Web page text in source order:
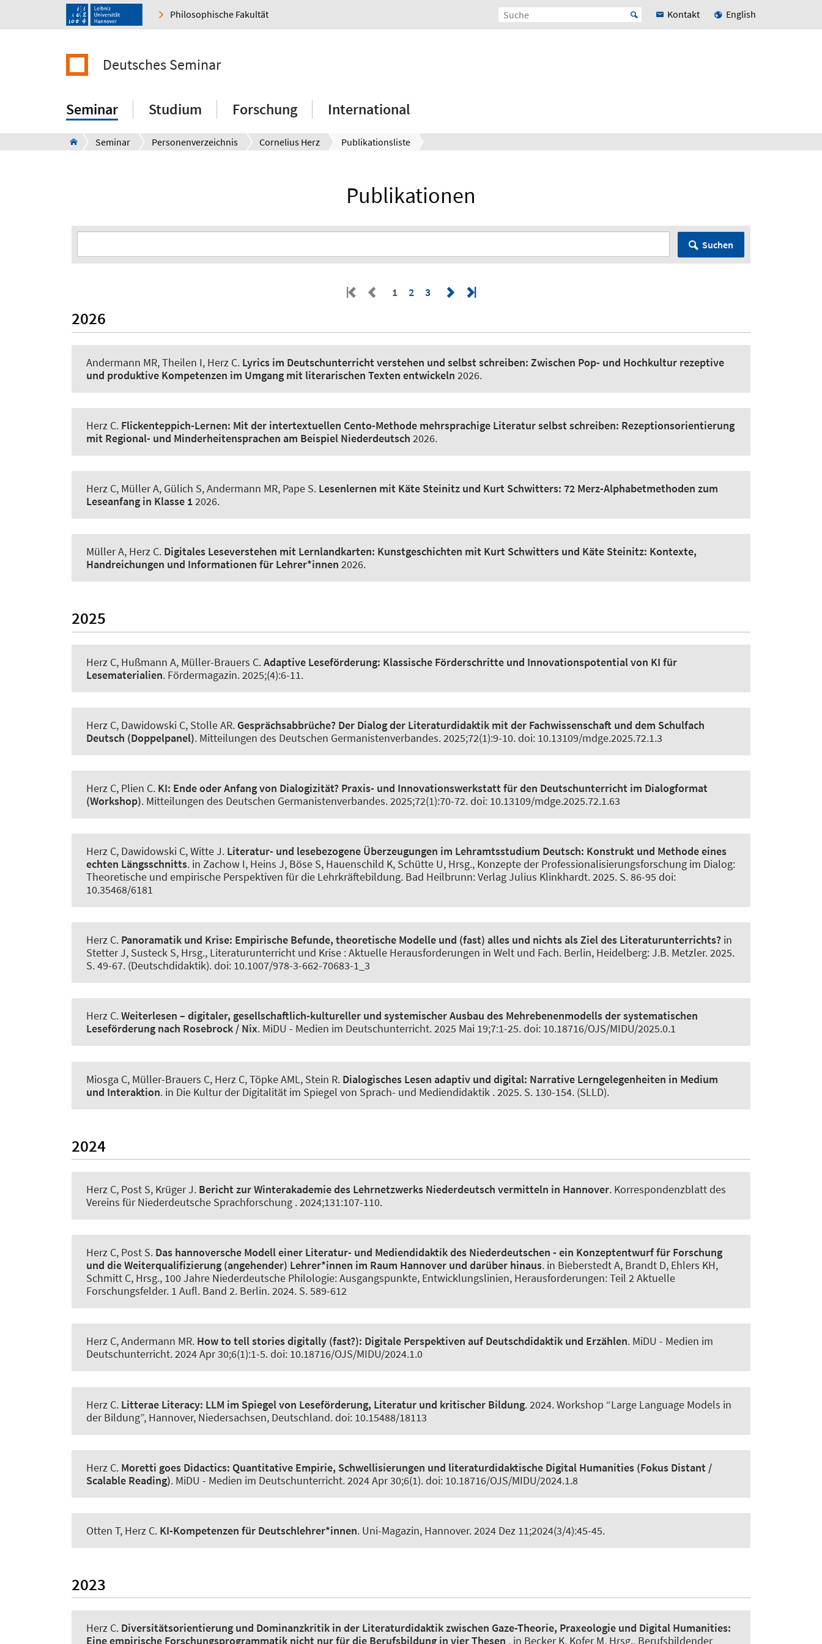
Philosophische Fakultät Kontakt English
Deutsches Seminar
Seminar Studium Forschung International
Seminar Personenverzeichnis Cornelius Herz Publikationsliste
Publikationen
Suchen
1 2 3
2026
Andermann MR, Theilen I, Herz C. Lyrics im Deutschunterricht verstehen und selbst schreiben: Zwischen Pop- und Hochkultur rezeptive
und produktive Kompetenzen im Umgang mit literarischen Texten entwickeln 2026.
Herz C. Flickenteppich-Lernen: Mit der intertextuellen Cento-Methode mehrsprachige Literatur selbst schreiben: Rezeptionsorientierung
mit Regional- und Minderheitensprachen am Beispiel Niederdeutsch 2026.
Herz C, Müller A, Gülich S, Andermann MR, Pape S. Lesenlernen mit Käte Steinitz und Kurt Schwitters: 72 Merz-Alphabetmethoden zum
Leseanfang in Klasse 12026.
Müller A, Herz C. Digitales Leseverstehen mit Lernlandkarten: Kunstgeschichten mit Kurt Schwitters und Käte Steinitz: Kontexte,
Handreichungen und Informationen für Lehrer*innen 2026.
2025
Herz C, Hußmann A, Müller-Brauers C.Adaptive Leseförderung: Klassische Förderschritte und Innovationspotential von KI für
Lesematerialien. Fördermagazin. 2025;(4):6-11.
Herz C, Dawidowski C, Stolle AR. Gesprächsabbrüche? Der Dialog der Literaturdidaktik mit der Fachwissenschaft und dem Schulfach
Deutsch (Doppelpanel). Mitteilungen des Deutschen Germanistenverbandes. 2025;72(1):9-10. doi: 10.13109/mdge.2025.72.1.3
Herz C, Plien C. KI: Ende oder Anfang von Dialogizität? Praxis- und Innovationswerkstatt für den Deutschunterricht im Dialogformat
(Workshop). Mitteilungen des Deutschen Germanistenverbandes. 2025;72(1):70-72. doi: 10.13109/mdge.2025.72.1.63
Herz C, Dawidowski C, Witte J. Literatur- und lesebezogene Überzeugungen im Lehramtsstudium Deutsch: Konstrukt und Methode eines
echten Längsschnitts. in Zachow I, Heins J, Böse S, Hauenschild K, Schütte U, Hrsg., Konzepte der Professionalisierungsforschung im Dialog:
Theoretische und empirische Perspektiven für die Lehrkräftebildung. Bad Heilbrunn: Verlag Julius Klinkhardt. 2025. S. 86-95 doi:
10.35468/6181
Herz C. Panoramatik und Krise: Empirische Befunde, theoretische Modelle und (fast) alles und nichts als Ziel des Literaturunterrichts? in
Stetter J, Susteck S, Hrsg., Literaturunterricht und Krise : Aktuelle Herausforderungen in Welt und Fach. Berlin, Heidelberg: J.B. Metzler. 2025.
S. 49-67. (Deutschdidaktik). doi: 10.1007/978-3-662-70683-1_3
Herz C.Weiterlesen – digitaler, gesellschaftlich-kultureller und systemischer Ausbau des Mehrebenenmodells der systematischen
Leseförderung nach Rosebrock / Nix. MiDU - Medien im Deutschunterricht. 2025 Mai 19;7:1-25. doi: 10.18716/OJS/MIDU/2025.0.1
Miosga C, Müller-Brauers C, Herz C, Töpke AML, Stein R. Dialogisches Lesen adaptiv und digital: Narrative Lerngelegenheiten in Medium
und Interaktion. in Die Kultur der Digitalität im Spiegel von Sprach- und Mediendidaktik . 2025. S. 130-154. (SLLD).
2024
Herz C, Post S, Krüger J. Bericht zur Winterakademie des Lehrnetzwerks Niederdeutsch vermitteln in Hannover. Korrespondenzblatt des
Vereins für Niederdeutsche Sprachforschung . 2024;131:107-110.
Herz C, Post S. Das hannoversche Modell einer Literatur- und Mediendidaktik des Niederdeutschen - ein Konzeptentwurf für Forschung
und die Weiterqualifizierung (angehender) Lehrer*innen im Raum Hannover und darüber hinaus. in Bieberstedt A, Brandt D, Ehlers KH,
Schmitt C, Hrsg., 100 Jahre Niederdeutsche Philologie: Ausgangspunkte, Entwicklungslinien, Herausforderungen: Teil 2 Aktuelle
Forschungsfelder. 1 Aufl. Band 2. Berlin. 2024. S. 589-612
Herz C, Andermann MR. How to tell stories digitally (fast?): Digitale Perspektiven auf Deutschdidaktik und Erzählen. MiDU - Medien im
Deutschunterricht. 2024 Apr 30;6(1):1-5. doi: 10.18716/OJS/MIDU/2024.1.0
Herz C. Litterae Literacy: LLM im Spiegel von Leseförderung, Literatur und kritischer Bildung. 2024. Workshop “Large Language Models in
der Bildung”, Hannover, Niedersachsen, Deutschland. doi: 10.15488/18113
Herz C. Moretti goes Didactics: Quantitative Empirie, Schwellisierungen und literaturdidaktische Digital Humanities (Fokus Distant /
Scalable Reading). MiDU - Medien im Deutschunterricht. 2024 Apr 30;6(1). doi: 10.18716/OJS/MIDU/2024.1.8
Otten T, Herz C. KI-Kompetenzen für Deutschlehrer*innen. Uni-Magazin, Hannover. 2024 Dez 11;2024(3/4):45-45.
2023
Herz C. Diversitätsorientierung und Dominanzkritik in der Literaturdidaktik zwischen Gaze-Theorie, Praxeologie und Digital Humanities:
Eine empirische Forschungsprogrammatik nicht nur für die Berufsbildung in vier Thesen . in Becker K, Kofer M, Hrsg., Berufsbildender